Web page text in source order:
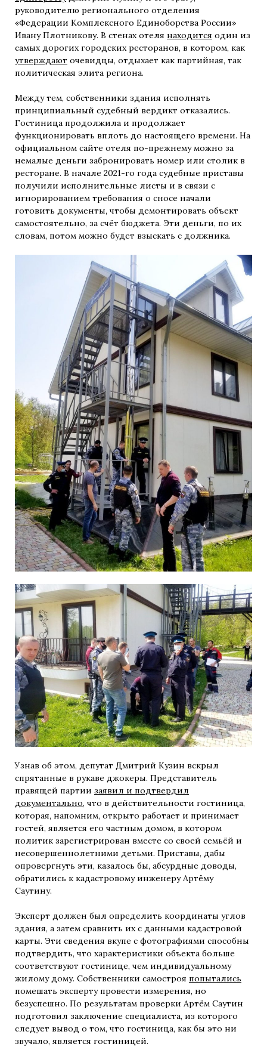
руководителю регионального отделения
«Федерации Комплексного Единоборства России»
Ивану Плотникову. В стенах отеля находится один из
самых дорогих городских ресторанов, в котором, как
утверждают очевидцы, отдыхает как партийная, так
политическая элита региона.
Между тем, собственники здания исполнять
принципиальный судебный вердикт отказались.
Гостиница продолжила и продолжает
функционировать вплоть до настоящего времени. На
официальном сайте отеля по-прежнему можно за
немалые деньги забронировать номер или столик в
ресторане. В начале 2021-го года судебные приставы
получили исполнительные листы и в связи с
игнорированием требования о сносе начали
готовить документы, чтобы демонтировать объект
самостоятельно, за счёт бюджета. Эти деньги, по их
словам, потом можно будет взыскать с должника.
Узнав об этом, депутат Дмитрий Кузин вскрыл
спрятанные в рукаве джокеры. Представитель
правящей партии заявил и подтвердил
документально, что в действительности гостиница,
которая, напомним, открыто работает и принимает
гостей, является его частным домом, в котором
политик зарегистрирован вместе со своей семьёй и
несовершеннолетними детьми. Приставы, дабы
опровергнуть эти, казалось бы, абсурдные доводы,
обратились к кадастровому инженеру Артёму
Саутину.
Эксперт должен был определить координаты углов
здания, а затем сравнить их с данными кадастровой
карты. Эти сведения вкупе с фотографиями способны
подтвердить, что характеристики объекта больше
соответствуют гостинице, чем индивидуальному
жилому дому. Собственники самостроя попытались
помешать эксперту провести измерения, но
безуспешно. По результатам проверки Артём Саутин
подготовил заключение специалиста, из которого
следует вывод о том, что гостиница, как бы это ни
звучало, является гостиницей.